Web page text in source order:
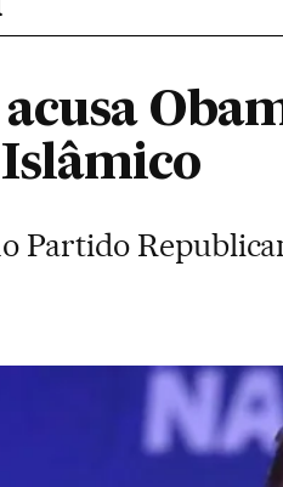
Partido